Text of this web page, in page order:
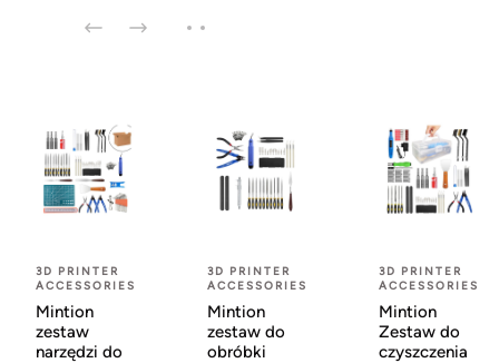
3D PRINTER
ACCESSORIES
Mintion
zestaw
narzędzi do
3D PRINTER
ACCESSORIES
Mintion
zestaw do
obróbki
3D PRINTER
ACCESSORIES
Mintion
Zestaw do
czyszczenia